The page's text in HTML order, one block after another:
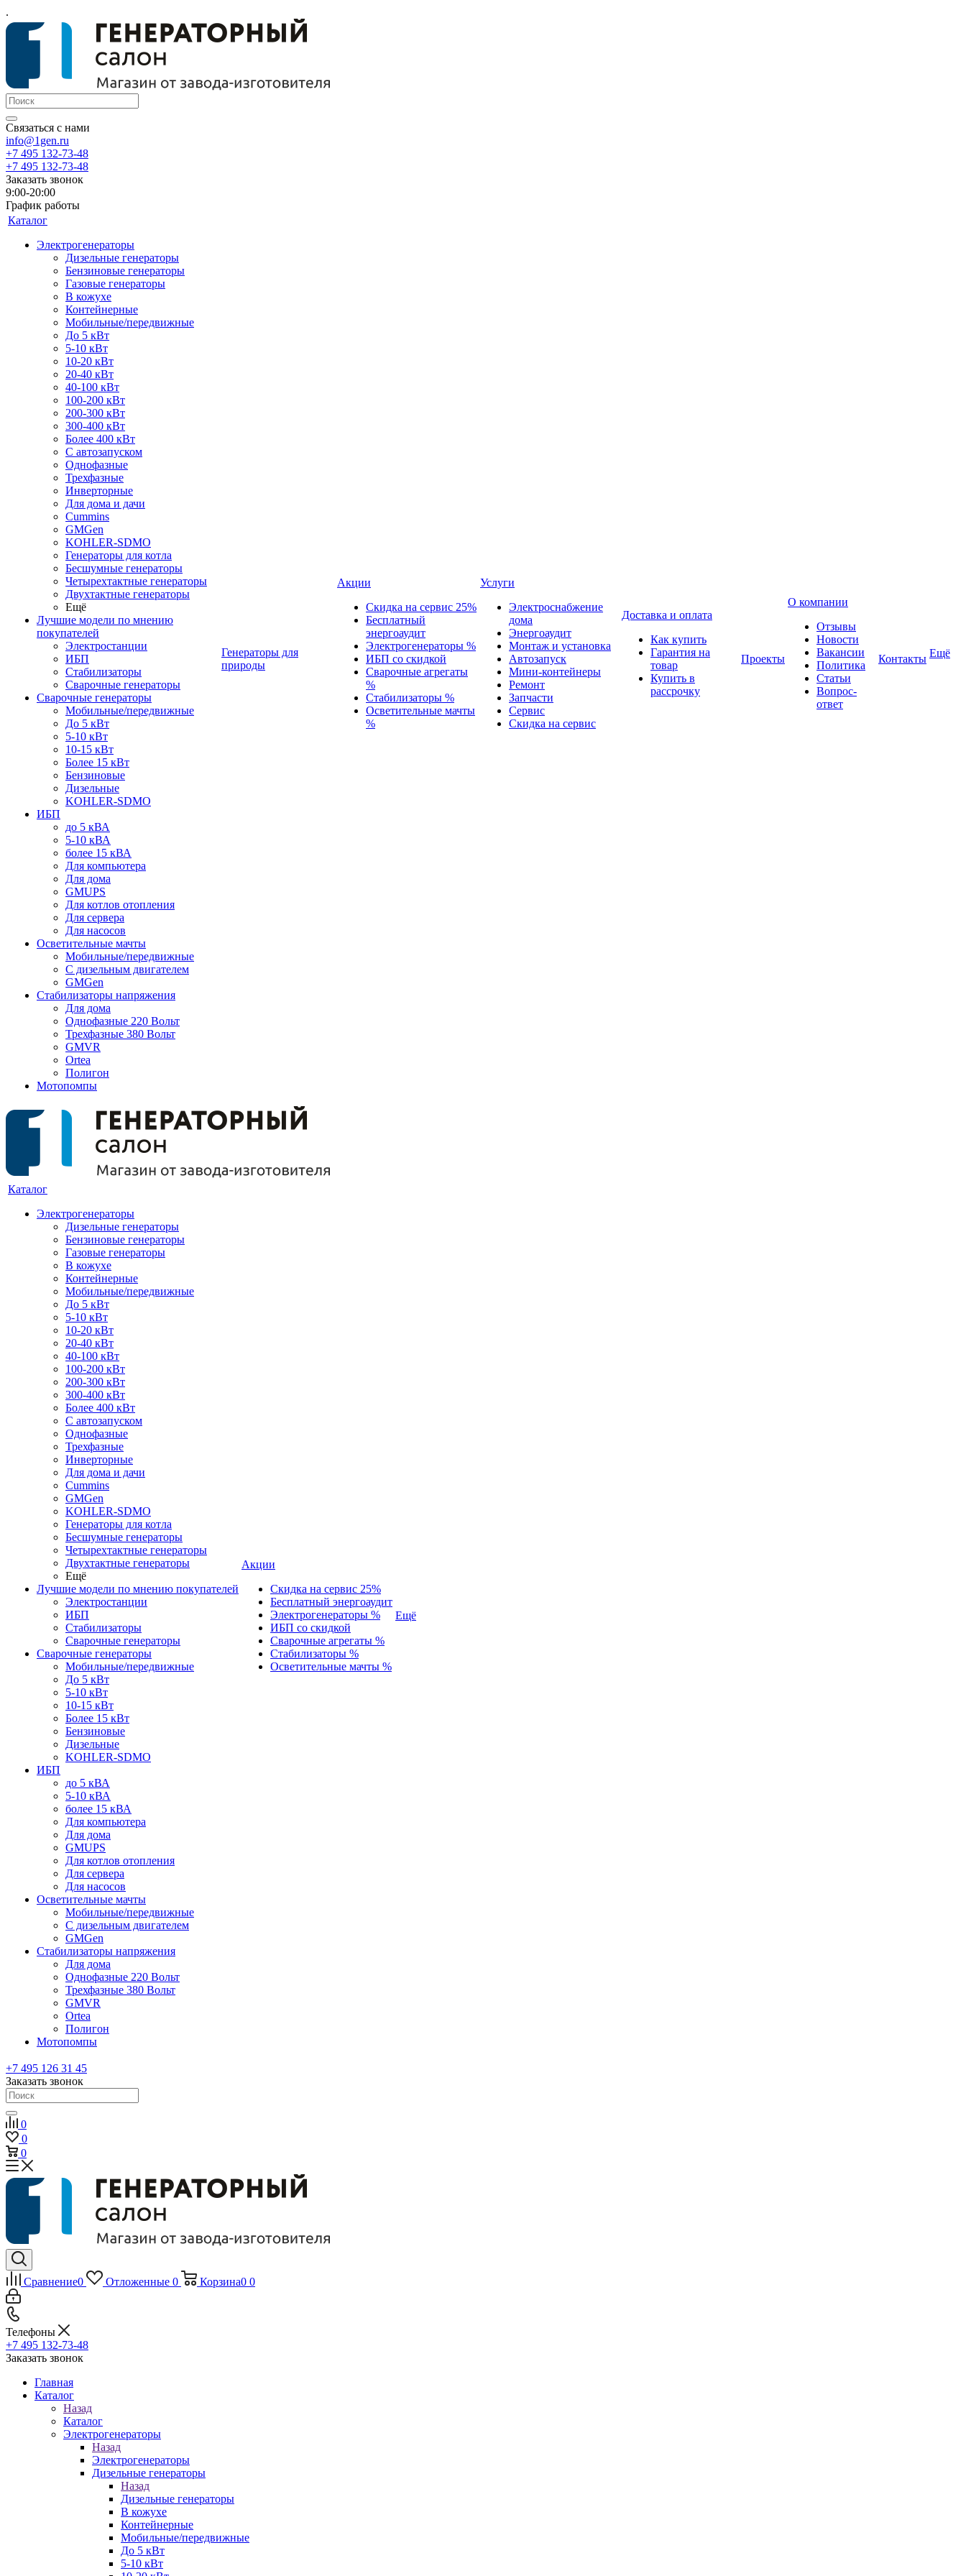
.
Связаться с нами
info@1gen.ru
+7 495 132-73-48
+7 495 132-73-48
Заказать звонок
9:00-20:00
График работы
Каталог
Электрогенераторы
Дизельные генераторы
Бензиновые генераторы
Газовые генераторы
В кожухе
Контейнерные
Мобильные/передвижные
До 5 кВт
5-10 кВт
10-20 кВт
20-40 кВт
40-100 кВт
100-200 кВт
200-300 кВт
300-400 кВт
Более 400 кВт
С автозапуском
Однофазные
Трехфазные
Инверторные
Для дома и дачи
Cummins
GMGen
KOHLER-SDMO
Генераторы для котла
Бесшумные генераторы
Четырехтактные генераторы
Двухтактные генераторы
Ещё
Лучшие модели по мнению
покупателей
Электростанции
ИБП
Стабилизаторы
Сварочные генераторы
Сварочные генераторы
Мобильные/передвижные
До 5 кВт
5-10 кВт
10-15 кВт
Более 15 кВт
Бензиновые
Дизельные
KOHLER-SDMO
ИБП
до 5 кВА
5-10 кВА
более 15 кВА
Для компьютера
Для дома
GMUPS
Для котлов отопления
Для сервера
Для насосов
Осветительные мачты
Мобильные/передвижные
С дизельным двигателем
GMGen
Стабилизаторы напряжения
Для дома
Однофазные 220 Вольт
Трехфазные 380 Вольт
GMVR
Ortea
Полигон
Мотопомпы
Генераторы для
природы
Акции
Скидка на сервис 25%
Бесплатный
энергоаудит
Электрогенераторы %
ИБП со скидкой
Сварочные агрегаты
%
Стабилизаторы %
Осветительные мачты
%
Услуги
Электроснабжение
дома
Энергоаудит
Монтаж и установка
Автозапуск
Мини-контейнеры
Ремонт
Запчасти
Сервис
Скидка на сервис
Доставка и оплата
Как купить
Гарантия на
товар
Купить в
рассрочку
Проекты
О компании
Отзывы
Новости
Вакансии
Политика
Статьи
Вопрос-
ответ
Контакты Ещё
Каталог
Электрогенераторы
Дизельные генераторы
Бензиновые генераторы
Газовые генераторы
В кожухе
Контейнерные
Мобильные/передвижные
До 5 кВт
5-10 кВт
10-20 кВт
20-40 кВт
40-100 кВт
100-200 кВт
200-300 кВт
300-400 кВт
Более 400 кВт
С автозапуском
Однофазные
Трехфазные
Инверторные
Для дома и дачи
Cummins
GMGen
KOHLER-SDMO
Генераторы для котла
Бесшумные генераторы
Четырехтактные генераторы
Двухтактные генераторы
Ещё
Лучшие модели по мнению покупателей
Электростанции
ИБП
Стабилизаторы
Сварочные генераторы
Сварочные генераторы
Мобильные/передвижные
До 5 кВт
5-10 кВт
10-15 кВт
Более 15 кВт
Бензиновые
Дизельные
KOHLER-SDMO
ИБП
до 5 кВА
5-10 кВА
более 15 кВА
Для компьютера
Для дома
GMUPS
Для котлов отопления
Для сервера
Для насосов
Осветительные мачты
Мобильные/передвижные
С дизельным двигателем
GMGen
Стабилизаторы напряжения
Для дома
Однофазные 220 Вольт
Трехфазные 380 Вольт
GMVR
Ortea
Полигон
Мотопомпы
Акции
Скидка на сервис 25%
Бесплатный энергоаудит
Электрогенераторы %
ИБП со скидкой
Сварочные агрегаты %
Стабилизаторы %
Осветительные мачты %
Ещё
+7 495 126 31 45
Заказать звонок
0
0
0
Сравнение0 Отложенные 0 Корзина0 0
Телефоны
+7 495 132-73-48
Заказать звонок
Главная
Каталог
Назад
Каталог
Электрогенераторы
Назад
Электрогенераторы
Дизельные генераторы
Назад
Дизельные генераторы
В кожухе
Контейнерные
Мобильные/передвижные
До 5 кВт
5-10 кВт